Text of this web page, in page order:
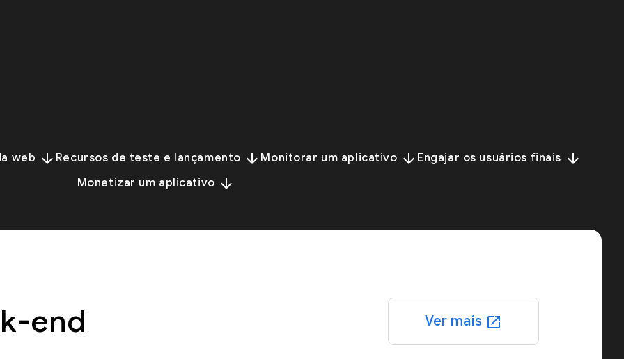
web arrow_downward Recursos de teste e lançamento arrow_downward Monitorar um aplicativo arrow_downward Engajar os usuários finais arrow_downward
Monetizar um aplicativo arrow_downward
end Ver mais open_in_new